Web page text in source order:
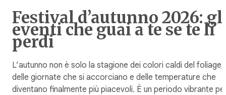
Festival d’autunno 2026:
eventi che guai a te se te li
perdi
L’autunno non è solo la stagione dei colori caldi del foliage,
delle giornate che si accorciano e delle temperature che
diventano finalmente più piacevoli. È un periodo vibrante